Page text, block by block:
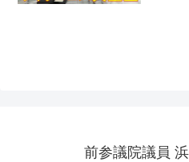
前参議院議員